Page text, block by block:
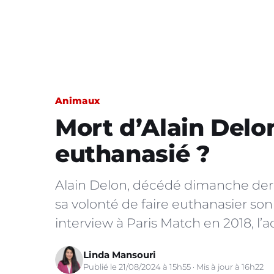
Animaux
Mort d’Alain
euthanasié ?
Alain Delon, décédé dimanche
sa volonté de faire euthanasier
interview à Paris Match en 2018,
Linda Mansouri
Publié le 21/08/2024 à 15h55 · Mis à jour à 16h22